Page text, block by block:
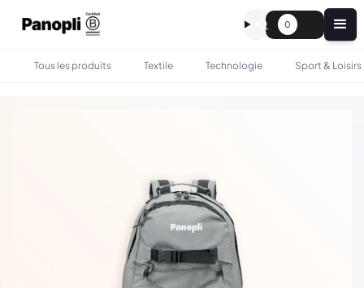
0
Tous les produits Textile Technologie Sport & Loisirs